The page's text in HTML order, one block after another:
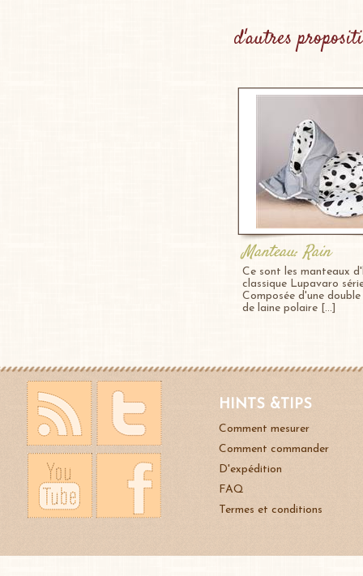
d'autres
Manteau: Rain
Ce sont les manteaux
classique Lupavaro
Composée d'une double
de laine polaire [...]
HINTS &TIPS
Comment mesurer
Comment commander
D'expédition
FAQ
Termes et conditions